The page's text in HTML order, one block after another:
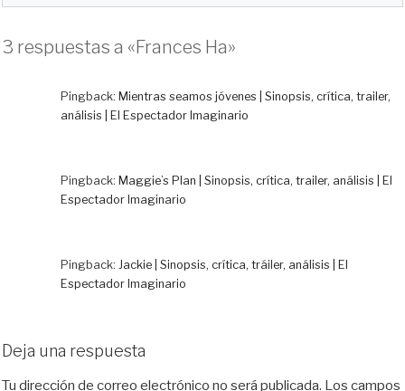
3 respuestas a «Frances Ha»
Pingback: Mientras seamos jóvenes | Sinopsis, crítica, trailer,
análisis | El Espectador Imaginario
Pingback: Maggie’s Plan | Sinopsis, crítica, trailer, análisis | El
Espectador Imaginario
Pingback: Jackie | Sinopsis, crítica, tráiler, análisis | El
Espectador Imaginario
Deja una respuesta
Tu dirección de correo electrónico no será publicada. Los campos